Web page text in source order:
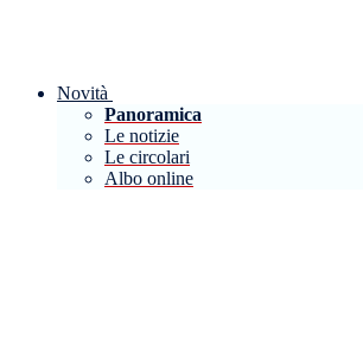
Novità
Panoramica
Le notizie
Le circolari
Albo online